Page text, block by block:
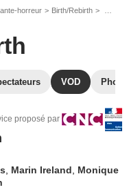
horreur Birth/Rebirth
VOD
proposé par
Marin Ireland
Monique